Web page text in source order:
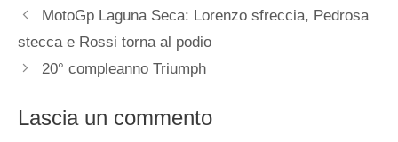
MotoGp Laguna Seca: Lorenzo sfreccia, Pedrosa
stecca e Rossi torna al podio
20° compleanno Triumph
Lascia un commento